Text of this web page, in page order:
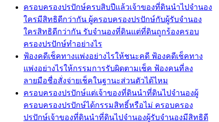
ครอบครองปรปักษ์ครบสิบปีแล้วเจ้าของที่ดินนำไปจำนอง
ใครมีสิทธิดีกว่ากัน ผู้ครอบครองปรปักษ์กับผู้รับจำนอง
ใครสิทธิดีกว่ากัน รับจำนองที่ดินแต่ที่ดินถูกร้องครอบ
ครองปรปักษ์ทำอย่างไร
ฟ้องคดีเช็คทางแพ่งอย่างไรให้ชนะคดี ฟ้องคดีเช็คทาง
แพ่งอย่างไรให้กรรมการรับผิดตามเช็ค ฟ้องคนที่ลง
ลายมือชื่อสั่งจ่ายเช็คในฐานะส่วนตัวได้ไหม
ครอบครองปรปักษ์แต่เจ้าของที่ดินนำที่ดินไปจำนองผู้
ครอบครองปรปักษ์ได้กรรมสิทธิ์หรือไม่ ครอบครอง
ปรปักษ์เจ้าของที่ดินนำที่ดินไปจำนองผู้รับจำนองมีสิทธิดี